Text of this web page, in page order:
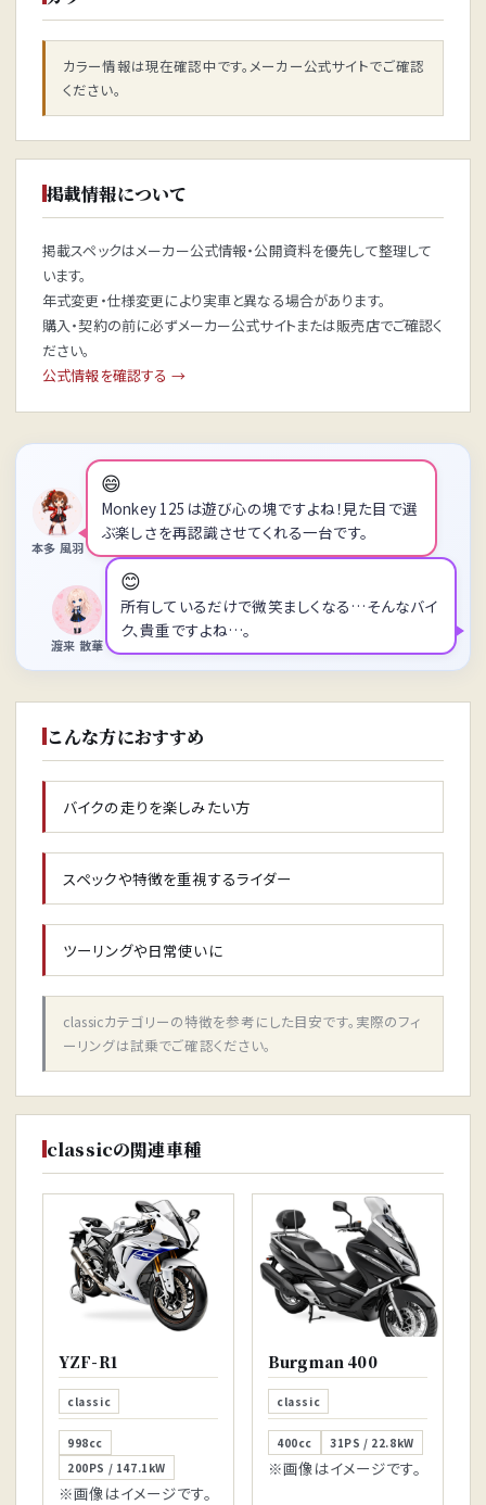
カラー情報は現在確認中です。メーカー公式サイトでご確認
ください。
掲載情報について
掲載スペックはメーカー公式情報・公開資料を優先して整理して
います。
年式変更・仕様変更により実車と異なる場合があります。
購入・契約の前に必ずメーカー公式サイトまたは販売店でご確認く
ださい。
公式情報を確認する →
本多 風羽
😄
Monkey 125は遊び心の塊ですよね！見た目で選
ぶ楽しさを再認識させてくれる一台です。
😊
所有しているだけで微笑ましくなる…そんなバイ
ク、貴重ですよね…。
渡来 散華
こんな方におすすめ
バイクの走りを楽しみたい方
スペックや特徴を重視するライダー
ツーリングや日常使いに
classicカテゴリーの特徴を参考にした目安です。実際のフィ
ーリングは試乗でご確認ください。
classicの関連車種
YZF-R1
classic
998cc
200PS / 147.1kW
※画像はイメージです。
Burgman 400
classic
400cc 31PS / 22.8kW
※画像はイメージです。